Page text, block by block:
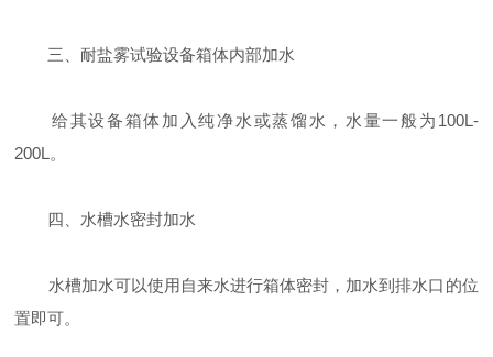
三、耐盐雾试验设备箱体内部加水
给其设备箱体加入纯净水或蒸馏水，水量一般为100L-
200L。
四、水槽水密封加水
水槽加水可以使用自来水进行箱体密封，加水到排水口的位
置即可。